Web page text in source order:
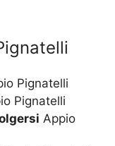
Pignatelli
Pignatelli
Appio